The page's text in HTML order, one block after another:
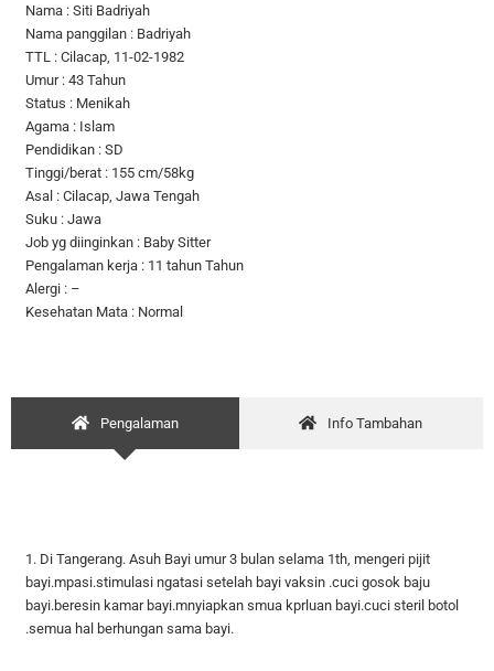
Nama : Siti Badriyah
Nama panggilan : Badriyah
TTL : Cilacap, 11-02-1982
Umur : 43 Tahun
Status : Menikah
Agama : Islam
Pendidikan : SD
Tinggi/berat : 155 cm/58kg
Asal : Cilacap, Jawa Tengah
Suku : Jawa
Job yg diinginkan : Baby Sitter
Pengalaman kerja : 11 tahun Tahun
Alergi : –
Kesehatan Mata : Normal
Pengalaman Info Tambahan
1. Di Tangerang. Asuh Bayi umur 3 bulan selama 1th, mengeri pijit
bayi.mpasi.stimulasi ngatasi setelah bayi vaksin .cuci gosok baju
bayi.beresin kamar bayi.mnyiapkan smua kprluan bayi.cuci steril botol
.semua hal berhungan sama bayi.